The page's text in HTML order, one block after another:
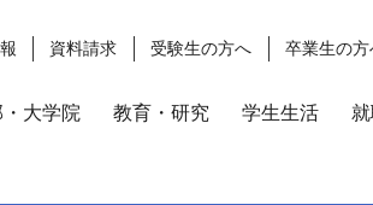
大学院 教育・研究 学生生活
資料請求 受験生の方へ 卒業生の方